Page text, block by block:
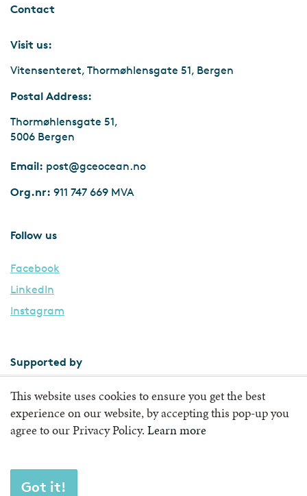
Contact
Visit us:
Vitensenteret, Thormøhlensgate 51, Bergen
Postal Address:
Thormøhlensgate 51,
5006 Bergen
Email: post@gceocean.no
Org.nr: 911 747 669 MVA
Follow us
Facebook
LinkedIn
Instagram
Supported by
This website uses cookies to ensure you get the best
experience on our website, by accepting this pop-up you
agree to our Privacy Policy. Learn more
Got it!